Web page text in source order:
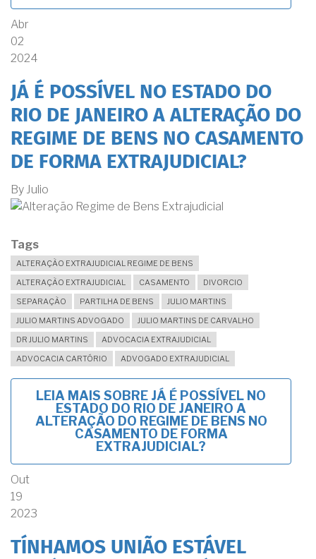
Abr
02
2024
JÁ É POSSÍVEL NO ESTADO DO
RIO DE JANEIRO A ALTERAÇÃO DO
REGIME DE BENS NO CASAMENTO
DE FORMA EXTRAJUDICIAL?
By Julio
Tags
ALTERAÇÃO EXTRAJUDICIAL REGIME DE BENS
ALTERAÇÃO EXTRAJUDICIAL
CASAMENTO
DIVORCIO
SEPARAÇÃO
PARTILHA DE BENS
JULIO MARTINS
JULIO MARTINS ADVOGADO
JULIO MARTINS DE CARVALHO
DR JULIO MARTINS
ADVOCACIA EXTRAJUDICIAL
ADVOCACIA CARTÓRIO
ADVOGADO EXTRAJUDICIAL
LEIA MAIS SOBRE JÁ É POSSÍVEL NO
ESTADO DO RIO DE JANEIRO A
ALTERAÇÃO DO REGIME DE BENS NO
CASAMENTO DE FORMA
EXTRAJUDICIAL?
Out
19
2023
TÍNHAMOS UNIÃO ESTÁVEL